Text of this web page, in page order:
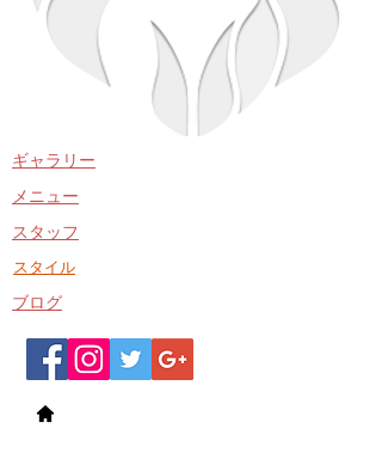
​スタイル
​ギャラリー
​スタッフ
​メニュー
​ブログ